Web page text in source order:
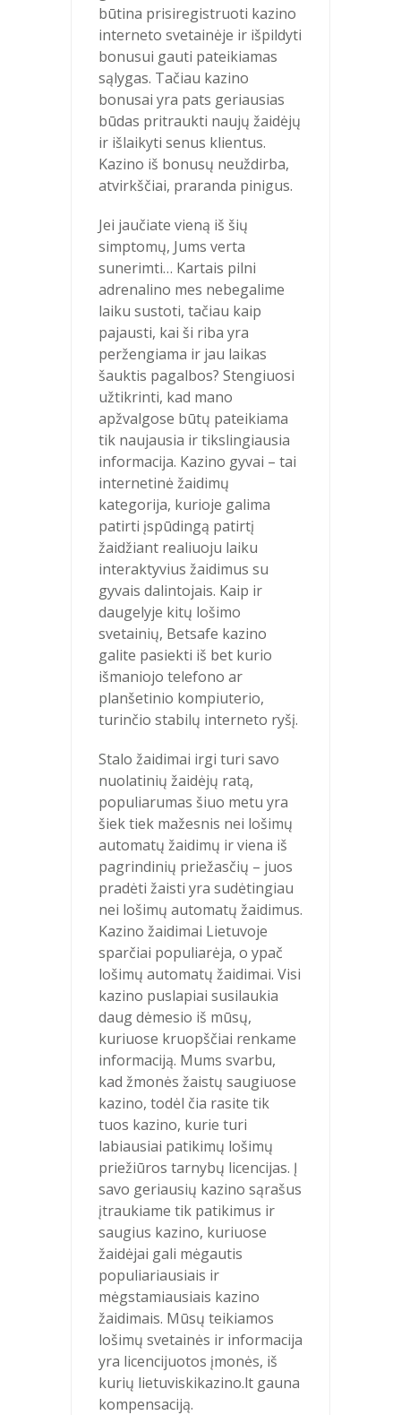
būtina prisiregistruoti kazino
interneto svetainėje ir išpildyti
bonusui gauti pateikiamas
sąlygas. Tačiau kazino
bonusai yra pats geriausias
būdas pritraukti naujų žaidėjų
ir išlaikyti senus klientus.
Kazino iš bonusų neuždirba,
atvirkščiai, praranda pinigus.
Jei jaučiate vieną iš šių
simptomų, Jums verta
sunerimti… Kartais pilni
adrenalino mes nebegalime
laiku sustoti, tačiau kaip
pajausti, kai ši riba yra
peržengiama ir jau laikas
šauktis pagalbos? Stengiuosi
užtikrinti, kad mano
apžvalgose būtų pateikiama
tik naujausia ir tikslingiausia
informacija. Kazino gyvai – tai
internetinė žaidimų
kategorija, kurioje galima
patirti įspūdingą patirtį
žaidžiant realiuoju laiku
interaktyvius žaidimus su
gyvais dalintojais. Kaip ir
daugelyje kitų lošimo
svetainių, Betsafe kazino
galite pasiekti iš bet kurio
išmaniojo telefono ar
planšetinio kompiuterio,
turinčio stabilų interneto ryšį.
Stalo žaidimai irgi turi savo
nuolatinių žaidėjų ratą,
populiarumas šiuo metu yra
šiek tiek mažesnis nei lošimų
automatų žaidimų ir viena iš
pagrindinių priežasčių – juos
pradėti žaisti yra sudėtingiau
nei lošimų automatų žaidimus.
Kazino žaidimai Lietuvoje
sparčiai populiarėja, o ypač
lošimų automatų žaidimai. Visi
kazino puslapiai susilaukia
daug dėmesio iš mūsų,
kuriuose kruopščiai renkame
informaciją. Mums svarbu,
kad žmonės žaistų saugiuose
kazino, todėl čia rasite tik
tuos kazino, kurie turi
labiausiai patikimų lošimų
priežiūros tarnybų licencijas. Į
savo geriausių kazino sąrašus
įtraukiame tik patikimus ir
saugius kazino, kuriuose
žaidėjai gali mėgautis
populiariausiais ir
mėgstamiausiais kazino
žaidimais. Mūsų teikiamos
lošimų svetainės ir informacija
yra licencijuotos įmonės, iš
kurių lietuviskikazino.lt gauna
kompensaciją.